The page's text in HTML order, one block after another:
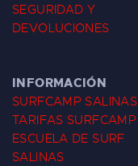
SEGURIDAD Y
DEVOLUCIONES
INFORMACIÓN
SURFCAMP SALINAS
TARIFAS SURFCAMP
ESCUELA DE SURF
SALINAS